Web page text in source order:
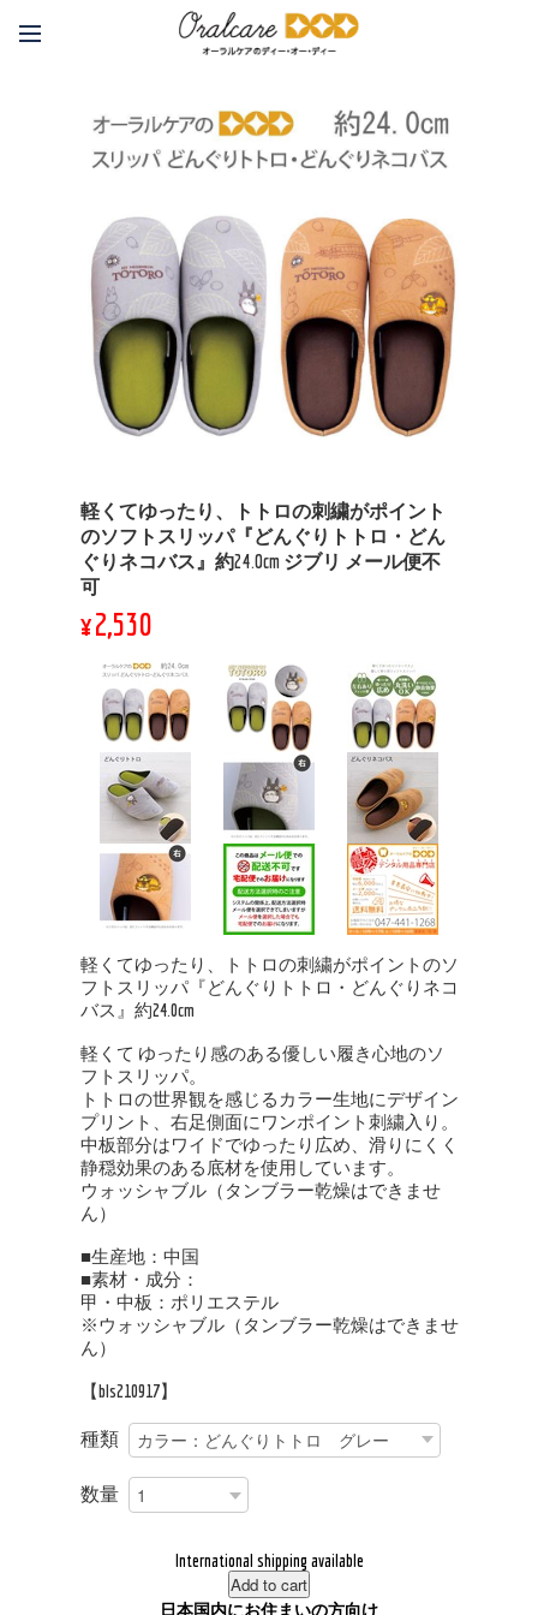
軽くてゆったり、トトロの刺繍がポイント
のソフトスリッパ『どんぐりトトロ・どん
ぐりネコバス』約24.0cm ジブリ メール便不
可
¥2,530
軽くてゆったり、トトロの刺繍がポイントのソ
フトスリッパ『どんぐりトトロ・どんぐりネコ
バス』約24.0cm
軽くて ゆったり感のある優しい履き心地のソ
フトスリッパ。
トトロの世界観を感じるカラー生地にデザイン
プリント、右足側面にワンポイント刺繍入り。
中板部分はワイドでゆったり広め、滑りにくく
静穏効果のある底材を使用しています。
ウォッシャブル（タンブラー乾燥はできませ
ん）
■生産地：中国
■素材・成分：
甲・中板：ポリエステル
※ウォッシャブル（タンブラー乾燥はできませ
ん）
【bls210917】
種類
数量
International shipping available
Add to cart
日本国内にお住まいの方向け